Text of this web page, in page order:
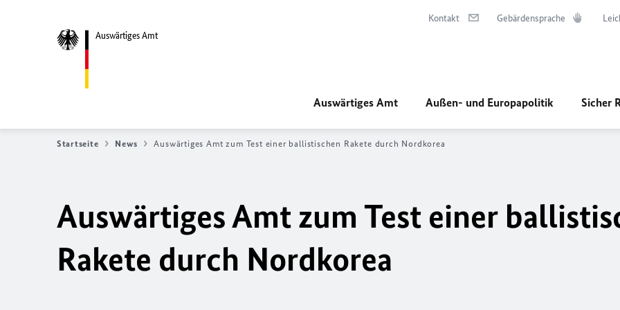
Auswärtiges Amt
Kontakt Gebärdensprache
Auswärtiges Amt Außen- und Europapolitik Sicher
Startseite News Auswärtiges Amt zum Test einer ballistischen Rakete durch Nordkorea
Auswärtiges Amt zum Test einer
Rakete durch Nordkorea